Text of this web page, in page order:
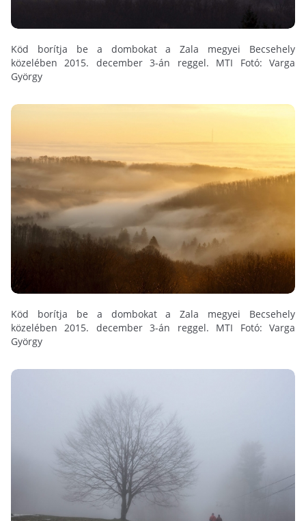
Köd borítja be a dombokat a Zala megyei Becsehely
közelében 2015. december 3-án reggel. MTI Fotó: Varga
György
Köd borítja be a dombokat a Zala megyei Becsehely
közelében 2015. december 3-án reggel. MTI Fotó: Varga
György